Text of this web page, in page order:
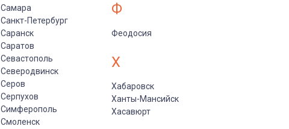
Самара
Санкт-Петербург
Саранск
Саратов
Севастополь
Северодвинск
Серов
Серпухов
Симферополь
Смоленск
Ф
Феодосия
Х
Хабаровск
Ханты-Мансийск
Хасавюрт